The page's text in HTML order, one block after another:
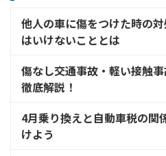
他人の車に傷をつけた時の
はいけないこととは
傷なし交通事故・軽い接触
徹底解説！
4月乗り換えと自動車税の関
けよう